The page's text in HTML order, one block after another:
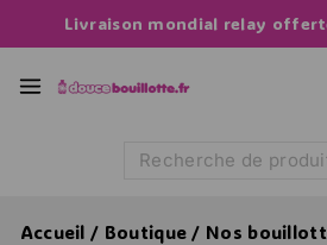
Livraison mondial relay
Accueil / Boutique / Nos